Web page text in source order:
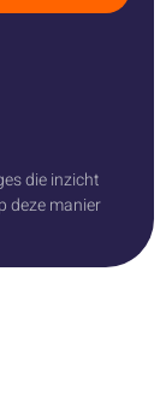
die inzicht
deze manier